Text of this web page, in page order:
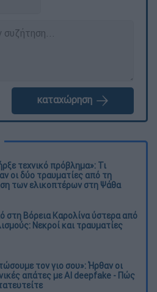
καταχώρηση
τεχνικό πρόβλημα»: Τι
οι δύο τραυματίες από τη
των ελικοπτέρων στη Ψάθα
στη Βόρεια Καρολίνα ύστερα από
Νεκροί και τραυματίες
τον γιο σου»: Ήρθαν οι
απάτες με AI deepfake - Πώς